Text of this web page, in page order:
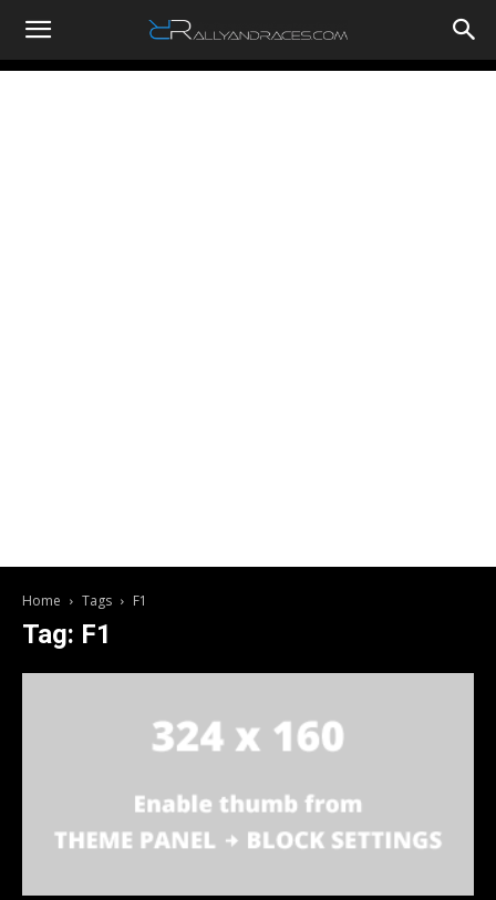
RallyandRaces.com
Home Tags F1
Tag: F1